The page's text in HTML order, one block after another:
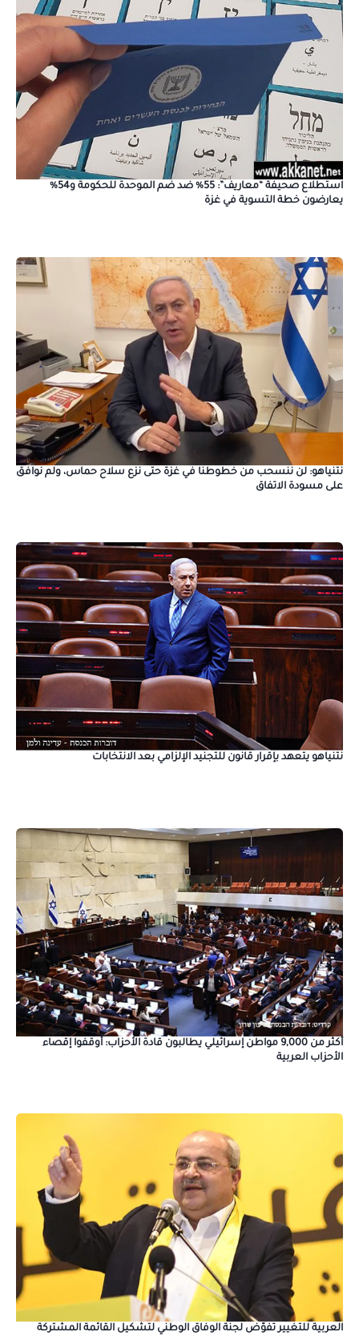
استطلاع صحيفة “معاريف”: 55% ضد ضم الموحدة للحكومة و54%
يعارضون خطة التسوية في غزة
نتنياهو: لن ننسحب من خطوطنا في غزة حتى نزع سلاح حماس، ولم نوافق
على مسودة الاتفاق
نتنياهو يتعهد بإقرار قانون للتجنيد الإلزامي بعد الانتخابات
أكثر من 9,000 مواطن إسرائيلي يطالبون قادة الأحزاب: أوقفوا إقصاء
الأحزاب العربية
العربية للتغيير تفوّض لجنة الوفاق الوطني لتشكيل القائمة المشتركة